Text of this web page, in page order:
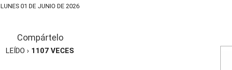
LUNES 01 DE JUNIO DE 2026
Compártelo
LEÍDO › 1107 VECES